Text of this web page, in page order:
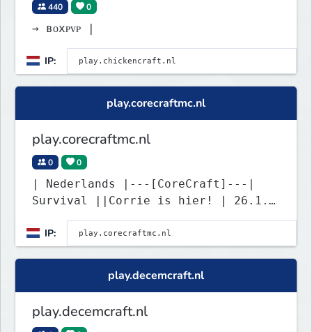
440 0
→ ʙᴏxᴘᴠᴘ |
IP:
play.corecraftmc.nl
play.corecraftmc.nl
0 0
| Nederlands |---[CoreCraft]---|
Survival ||Corrie is hier! | 26.1.2
IP:
play.decemcraft.nl
play.decemcraft.nl